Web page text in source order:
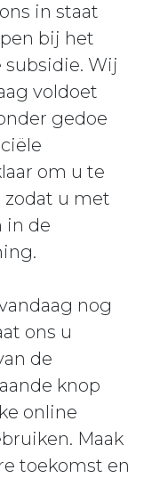
in staat
bij het
Wij
voldoet
gedoe
om u te
zodat u met
in de
nog
ons u
de
knop
online
Maak
toekomst en